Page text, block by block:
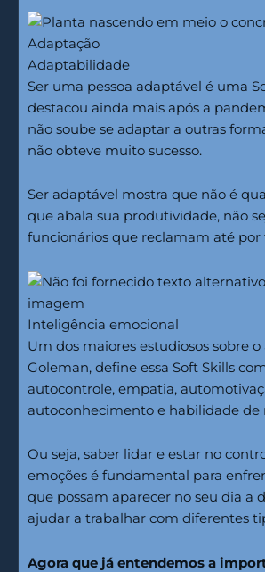
Adaptabilidade
Ser uma pessoa adaptável é uma
destacou ainda mais após a
não soube se adaptar a outras
não obteve muito sucesso.
Ser adaptável mostra que não é
que abala sua produtividade, não
funcionários que reclamam até por
Inteligência emocional
Um dos maiores estudiosos sobre o
Goleman, define essa Soft Skills
autocontrole, empatia,
autoconhecimento e habilidade de
Ou seja, saber lidar e estar no
emoções é fundamental para
que possam aparecer no seu dia a
ajudar a trabalhar com diferentes
Agora que já entendemos a